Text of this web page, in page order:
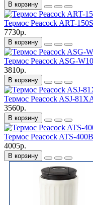
В корзину
Термос Peacock ART-
7730р.
В корзину
Термос Peacock ASG-
3810р.
В корзину
Термос Peacock ASJ-
3560р.
В корзину
Термос Peacock ATS-
4005р.
В корзину